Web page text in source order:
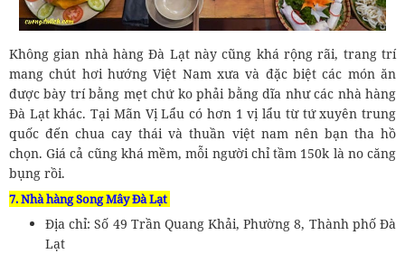
Không gian nhà hàng Đà Lạt này cũng khá rộng rãi, trang trí
mang chút hơi hướng Việt Nam xưa và đặc biệt các món ăn
được bày trí bằng mẹt chứ ko phải bằng dĩa như các nhà hàng
Đà Lạt khác. Tại Mãn Vị Lẩu có hơn 1 vị lẩu từ tứ xuyên trung
quốc đến chua cay thái và thuần việt nam nên bạn tha hồ
chọn. Giá cả cũng khá mềm, mỗi người chỉ tầm 150k là no căng
bụng rồi.
7. Nhà hàng Song Mây Đà Lạt
Địa chỉ: Số 49 Trần Quang Khải, Phường 8, Thành phố Đà
Lạt